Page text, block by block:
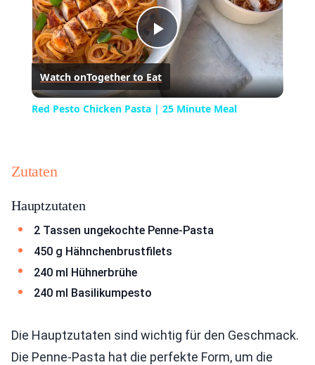
Play
Video
Watch onTogether to Eat
Red Pesto Chicken Pasta | 25 Minute Meal
Zutaten
Hauptzutaten
2 Tassen ungekochte Penne-Pasta
450 g Hähnchenbrustfilets
240 ml Hühnerbrühe
240 ml Basilikumpesto
Die Hauptzutaten sind wichtig für den Geschmack.
Die Penne-Pasta hat die perfekte Form, um die